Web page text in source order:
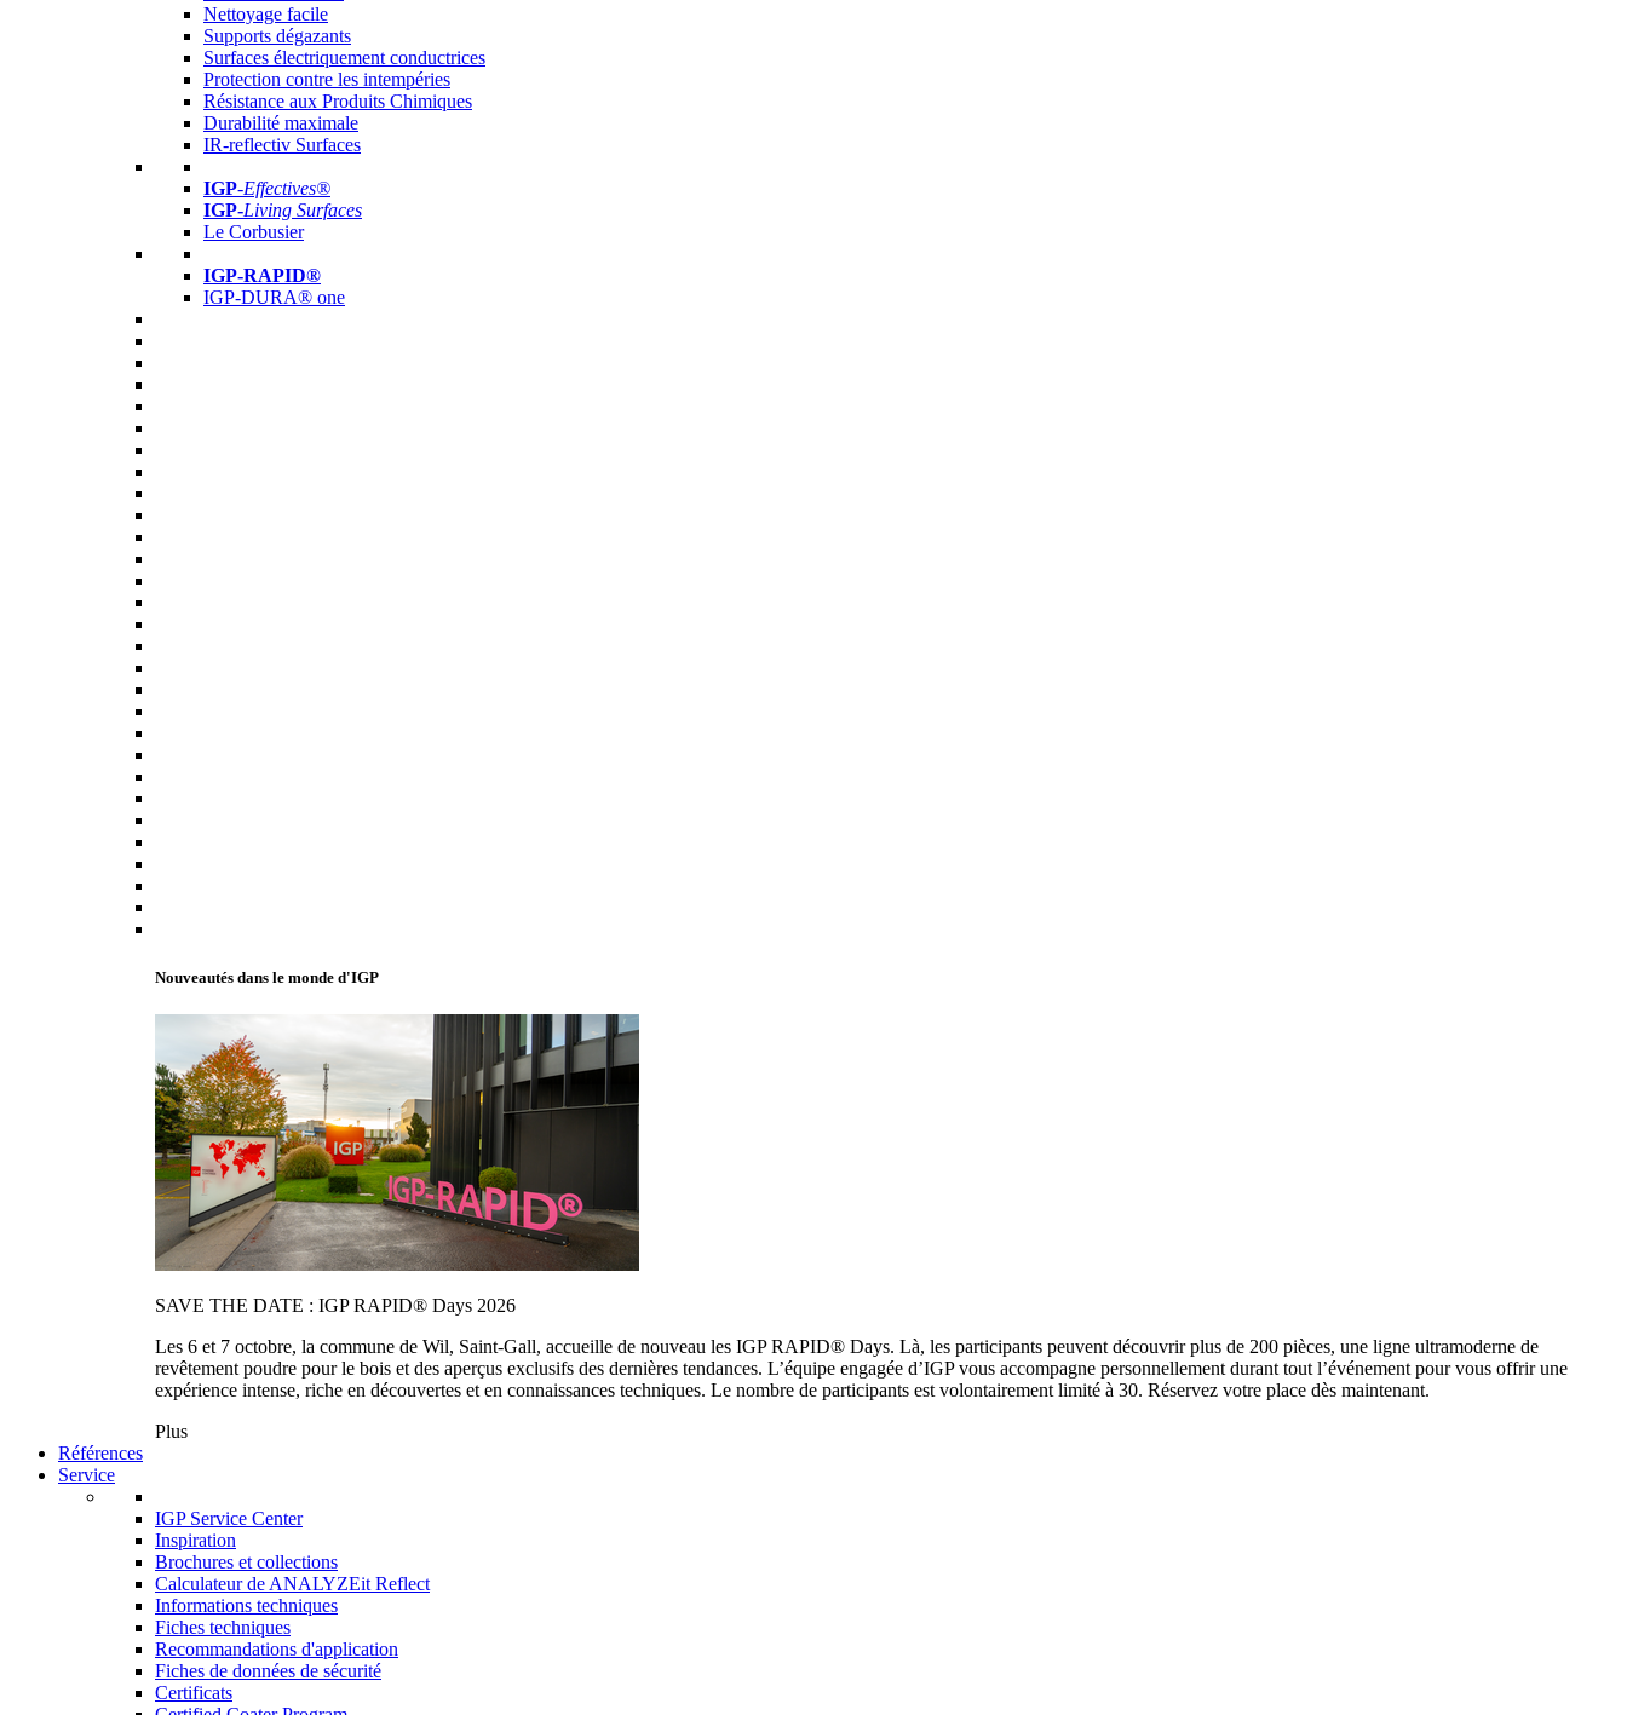
Nettoyage facile
Supports dégazants
Surfaces électriquement conductrices
Protection contre les intempéries
Résistance aux Produits Chimiques
Durabilité maximale
IR-reflectiv Surfaces
IGP-Effectives®
IGP-Living Surfaces
Le Corbusier
IGP-RAPID®
IGP-DURA® one
Nouveautés dans le monde d'IGP
SAVE THE DATE : IGP RAPID® Days 2026
Les 6 et 7 octobre, la commune de Wil, Saint-Gall, accueille de nouveau les IGP RAPID® Days. Là, les participants peuvent découvrir plus de 200 pièces, une ligne ultramoderne de
revêtement poudre pour le bois et des aperçus exclusifs des dernières tendances. L’équipe engagée d’IGP vous accompagne personnellement durant tout l’événement pour vous offrir une
expérience intense, riche en découvertes et en connaissances techniques. Le nombre de participants est volontairement limité à 30. Réservez votre place dès maintenant.
Plus
Références
Service
IGP Service Center
Inspiration
Brochures et collections
Calculateur de ANALYZEit Reflect
Informations techniques
Fiches techniques
Recommandations d'application
Fiches de données de sécurité
Certificats